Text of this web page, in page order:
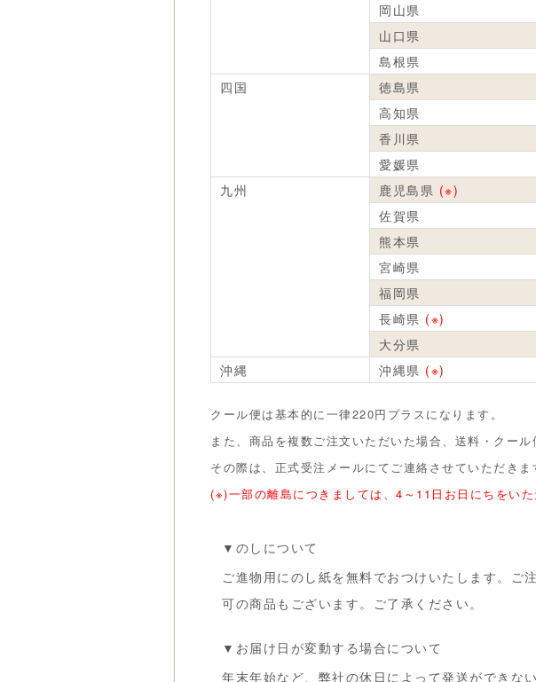
岡山県
山口県
島根県
四国
徳島県
高知県
香川県
愛媛県
九州
鹿児島県 (※)
佐賀県
熊本県
宮崎県
福岡県
長崎県 (※)
大分県
沖縄
沖縄県 (※)
クール便は基本的に一律220円プラスになります。
また、商品を複数ご注文いただいた場合、送料・クー
その際は、正式受注メールにてご連絡させていただきま
(※)一部の離島につきましては、4～11日お日にちをい
▼のしについて
ご進物用にのし紙を無料でおつけいたします。ご
可の商品もございます。ご了承ください。
▼お届け日が変動する場合について
年末年始など、弊社の休日によって発送ができな